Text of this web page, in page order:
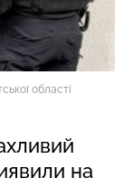
області
на